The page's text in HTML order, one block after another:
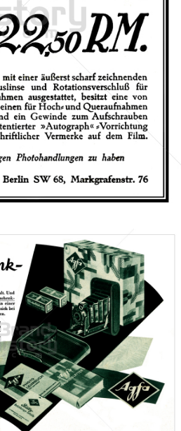
Kodak GmbH 1926
Bild-ID: 40892
Agfa Gevaert Ges.m.b.H. 1930